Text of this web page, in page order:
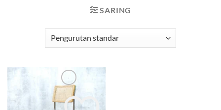
SARING